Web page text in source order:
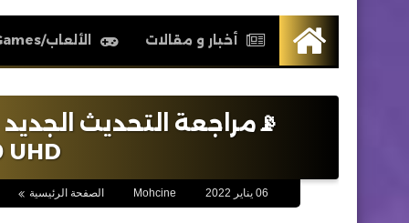
الرئيسيةأخبار و مقالات الألعاب/Games
UHD
Mohcine الصفحة الرئيسية